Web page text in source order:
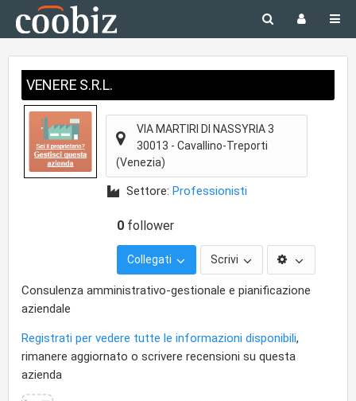
VENERE S.R.L.
VIA MARTIRI DI NASSYRIA 3
30013 - Cavallino-Treporti
(Venezia)
Settore: Professionisti
0 follower
Collegati Scrivi
Consulenza amministrativo-gestionale e pianificazione
aziendale
Registrati per vedere tutte le informazioni disponibili,
rimanere aggiornato o scrivere recensioni su questa
azienda